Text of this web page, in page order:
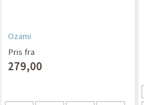
Ozami
Pris fra
279,00